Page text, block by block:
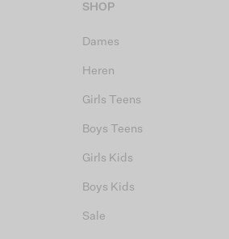
SHOP
Dames
Heren
Girls Teens
Boys Teens
Girls Kids
Boys Kids
Sale